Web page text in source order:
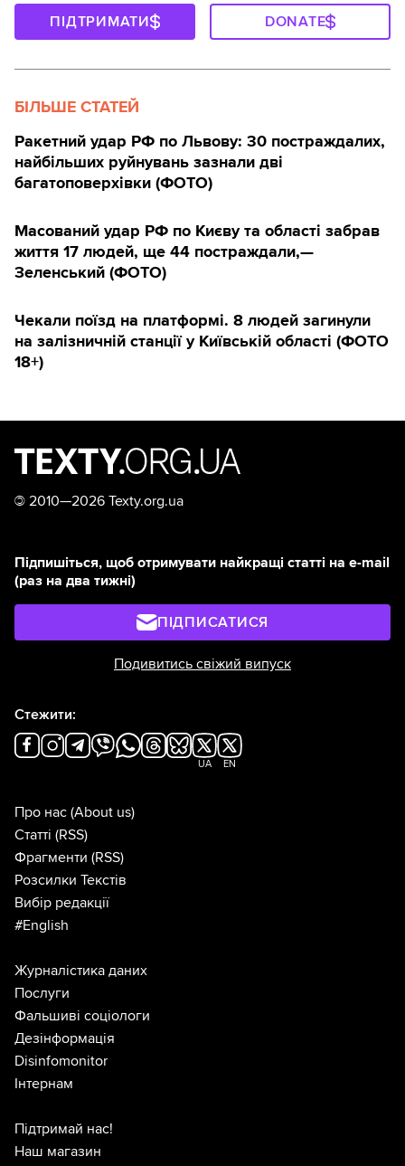
ПІДТРИМАТИ DONATE
БІЛЬШЕ СТАТЕЙ
Ракетний удар РФ по Львову: 30 постраждалих,
найбільших руйнувань зазнали дві
багатоповерхівки (ФОТО)
Масований удар РФ по Києву та області забрав
життя 17 людей, ще 44 постраждали,—
Зеленський (ФОТО)
Чекали поїзд на платформі. 8 людей загинули
на залізничній станції у Київській області (ФОТО
18+)
© 2010—2026 Texty.org.ua
Підпишіться, щоб отримувати найкращі статті на e-mail
(раз на два тижні)
ПІДПИСАТИСЯ
Подивитись свіжий випуск
Стежити:
UA EN
Про нас (About us)
Статті (RSS)
Фрагменти (RSS)
Розсилки Текстів
Вибір редакції
#English
Журналістика даних
Послуги
Фальшиві соціологи
Дезінформація
Disinfomonitor
Інтернам
Підтримай нас!
Наш магазин